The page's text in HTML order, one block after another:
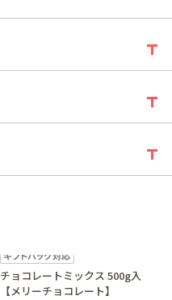
新着順
チョコレートミックス 500g入
【メリーチョコレート】